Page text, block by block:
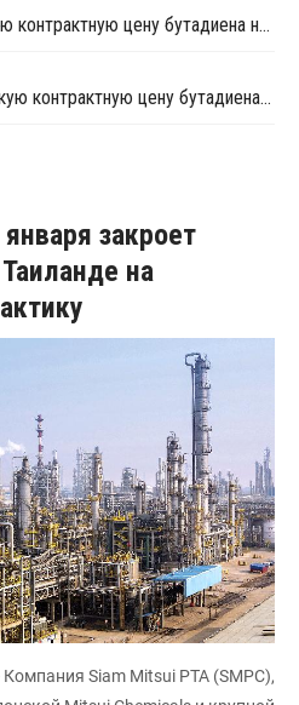
Formosa снизила апрельскую контрактную цену бутадиена на USD85 за тонну
Formosa повысила мартовскую контрактную цену бутадиена на USD255 за тонну
закроет
на
Компания Siam Mitsui PTA (SMPC),